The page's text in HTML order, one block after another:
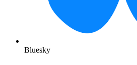
Bluesky